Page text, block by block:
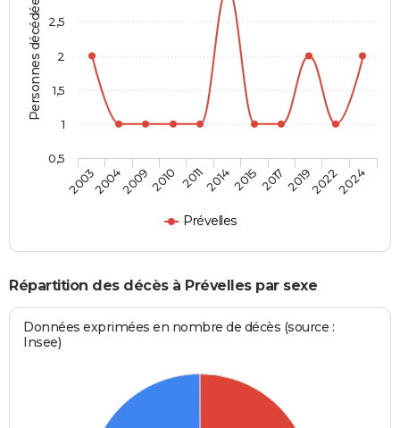
Personnes décédées
Prévelles
2003200420092010 2011201420152017201920222024
0,5
1
1,5
2
2,5
Répartition des décès à Prévelles par sexe
Données exprimées en nombre de décès (source :
Insee)